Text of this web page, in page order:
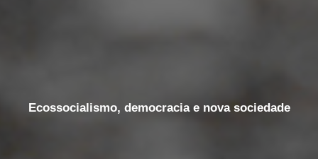
Ecossocialismo, democracia e nova sociedade